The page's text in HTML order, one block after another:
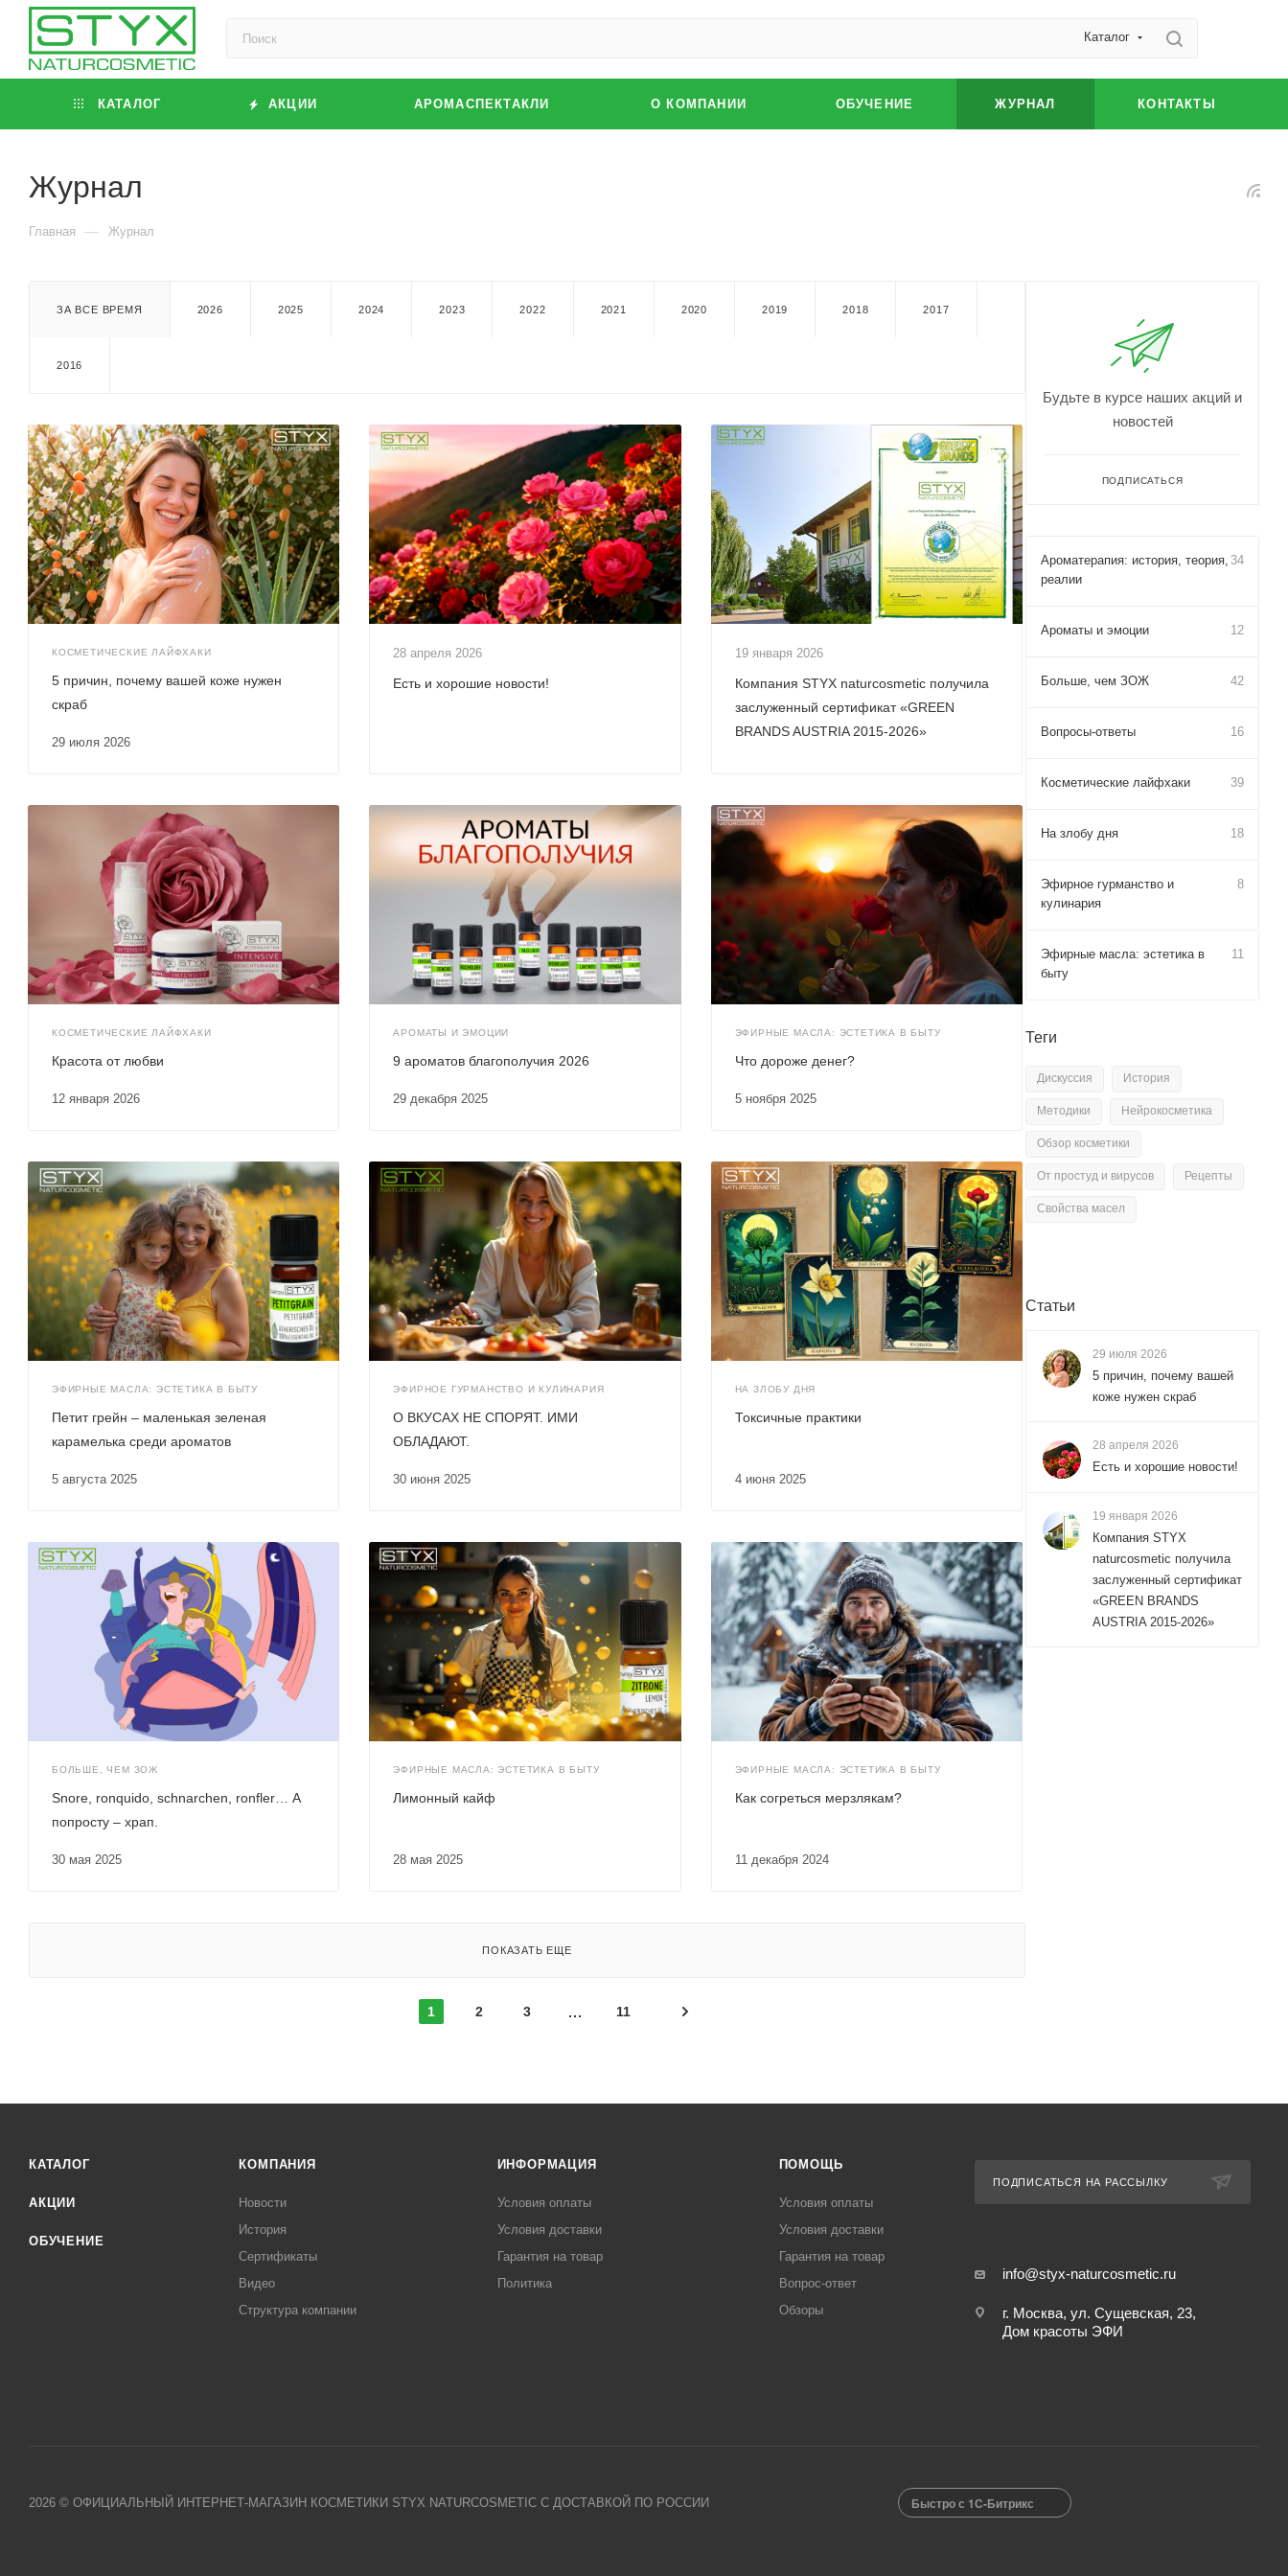
Каталог
КАТАЛОГ АКЦИИ АРОМАСПЕКТАКЛИ О КОМПАНИИ ОБУЧЕНИЕ ЖУРНАЛ КОНТАКТЫ
Журнал
Главная — Журнал
ЗА ВСЕ ВРЕМЯ 2026 2025 2024 2023 2022 2021 2020 2019 2018 2017
2016
КОСМЕТИЧЕСКИЕ ЛАЙФХАКИ
29 июля 2026
5 причин, почему вашей коже нужен
скраб
28 апреля 2026
Есть и хорошие новости!
19 января 2026
Компания STYX naturcosmetic получила
заслуженный сертификат «GREEN
BRANDS AUSTRIA 2015-2026»
КОСМЕТИЧЕСКИЕ ЛАЙФХАКИ
12 января 2026
Красота от любви
АРОМАТЫ И ЭМОЦИИ
29 декабря 2025
9 ароматов благополучия 2026
ЭФИРНЫЕ МАСЛА: ЭСТЕТИКА В БЫТУ
5 ноября 2025
Что дороже денег?
ЭФИРНЫЕ МАСЛА: ЭСТЕТИКА В БЫТУ
5 августа 2025
Петит грейн – маленькая зеленая
карамелька среди ароматов
ЭФИРНОЕ ГУРМАНСТВО И КУЛИНАРИЯ
30 июня 2025
О ВКУСАХ НЕ СПОРЯТ. ИМИ
ОБЛАДАЮТ.
НА ЗЛОБУ ДНЯ
4 июня 2025
Токсичные практики
БОЛЬШЕ, ЧЕМ ЗОЖ
30 мая 2025
Snore, ronquido, schnarchen, ronfler… А
попросту – храп.
ЭФИРНЫЕ МАСЛА: ЭСТЕТИКА В БЫТУ
28 мая 2025
Лимонный кайф
ЭФИРНЫЕ МАСЛА: ЭСТЕТИКА В БЫТУ
11 декабря 2024
Как согреться мерзлякам?
ПОКАЗАТЬ ЕЩЕ
1 2 3 11
Будьте в курсе наших акций и
новостей
ПОДПИСАТЬСЯ
Ароматерапия: история, теория,
реалии
34
Ароматы и эмоции 12
Больше, чем ЗОЖ 42
Вопросы-ответы 16
Косметические лайфхаки 39
На злобу дня 18
Эфирное гурманство и
кулинария
8
Эфирные масла: эстетика в
быту
11
Теги
Дискуссия История
Методики Нейрокосметика
Обзор косметики
От простуд и вирусов Рецепты
Свойства масел
Статьи
29 июля 2026
5 причин, почему вашей
коже нужен скраб
28 апреля 2026
Есть и хорошие новости!
19 января 2026
Компания STYX
naturcosmetic получила
заслуженный сертификат
«GREEN BRANDS
AUSTRIA 2015-2026»
КАТАЛОГ
АКЦИИ
ОБУЧЕНИЕ
КОМПАНИЯ
Новости
История
Сертификаты
Видео
Структура компании
ИНФОРМАЦИЯ
Условия оплаты
Условия доставки
Гарантия на товар
Политика
ПОМОЩЬ
Условия оплаты
Условия доставки
Гарантия на товар
Вопрос-ответ
Обзоры
ПОДПИСАТЬСЯ НА РАССЫЛКУ
info@styx-naturcosmetic.ru
г. Москва, ул. Сущевская, 23,
Дом красоты ЭФИ
2026 © ОФИЦИАЛЬНЫЙ ИНТЕРНЕТ-МАГАЗИН КОСМЕТИКИ STYX NATURCOSMETIC С ДОСТАВКОЙ ПО РОССИИ Быстро с 1С-Битрикс